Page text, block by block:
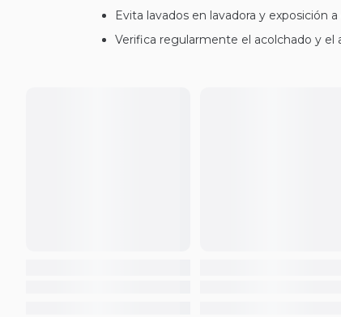
Evita lavados en lavadora y exposición
Verifica regularmente el acolchado y